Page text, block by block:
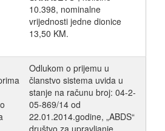
10.398, nominalne
vrijednosti jedne dionice
13,50 KM.
Odlukom o prijemu u
članstvo sistema uvida u
stanje na računu broj: 04-2-
05-869/14 od
22.01.2014.godine, „ABDS“